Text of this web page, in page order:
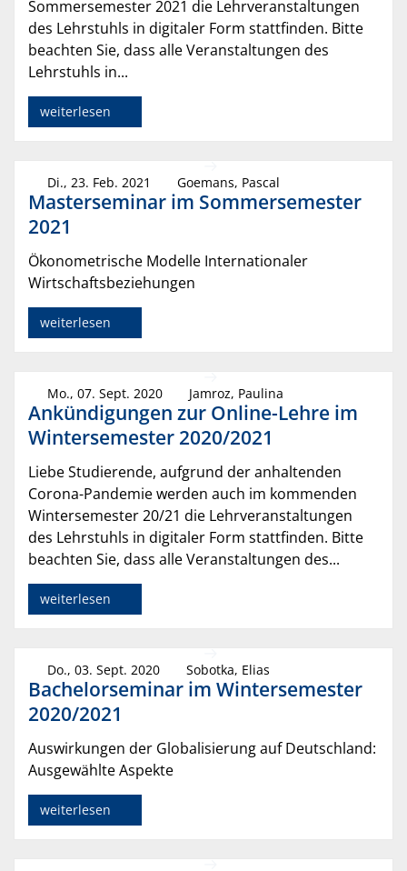
Sommersemester 2021 die Lehrveranstaltungen
des Lehrstuhls in digitaler Form stattfinden. Bitte
beachten Sie, dass alle Veranstaltungen des
Lehrstuhls in...
weiterlesen
Di., 23. Feb. 2021 Goemans, Pascal
Masterseminar im Sommersemester
2021
Ökonometrische Modelle Internationaler
Wirtschaftsbeziehungen
weiterlesen
Mo., 07. Sept. 2020 Jamroz, Paulina
Ankündigungen zur Online-Lehre im
Wintersemester 2020/2021
Liebe Studierende, aufgrund der anhaltenden
Corona-Pandemie werden auch im kommenden
Wintersemester 20/21 die Lehrveranstaltungen
des Lehrstuhls in digitaler Form stattfinden. Bitte
beachten Sie, dass alle Veranstaltungen des...
weiterlesen
Do., 03. Sept. 2020 Sobotka, Elias
Bachelorseminar im Wintersemester
2020/2021
Auswirkungen der Globalisierung auf Deutschland:
Ausgewählte Aspekte
weiterlesen